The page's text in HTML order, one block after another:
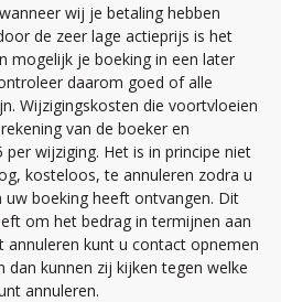
wij je betaling hebben
de zeer lage actieprijs is het
mogelijk je boeking in een later
daarom goed of alle
Wijzigingskosten die voortvloeien
van de boeker en
wijziging. Het is in principe niet
kosteloos, te annuleren zodra u
uw boeking heeft ontvangen. Dit
om het bedrag in termijnen aan
annuleren kunt u contact opnemen
dan kunnen zij kijken tegen welke
annuleren.